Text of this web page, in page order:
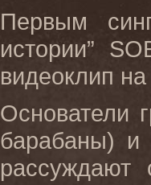
Первым
истории”
видеоклип
Основатели
барабаны)